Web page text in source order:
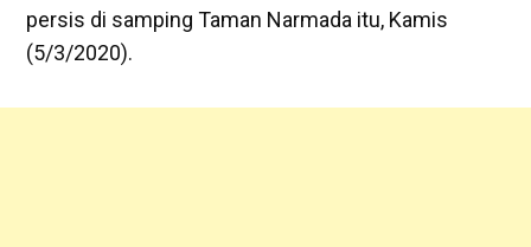
persis di samping Taman Narmada itu, Kamis
(5/3/2020).